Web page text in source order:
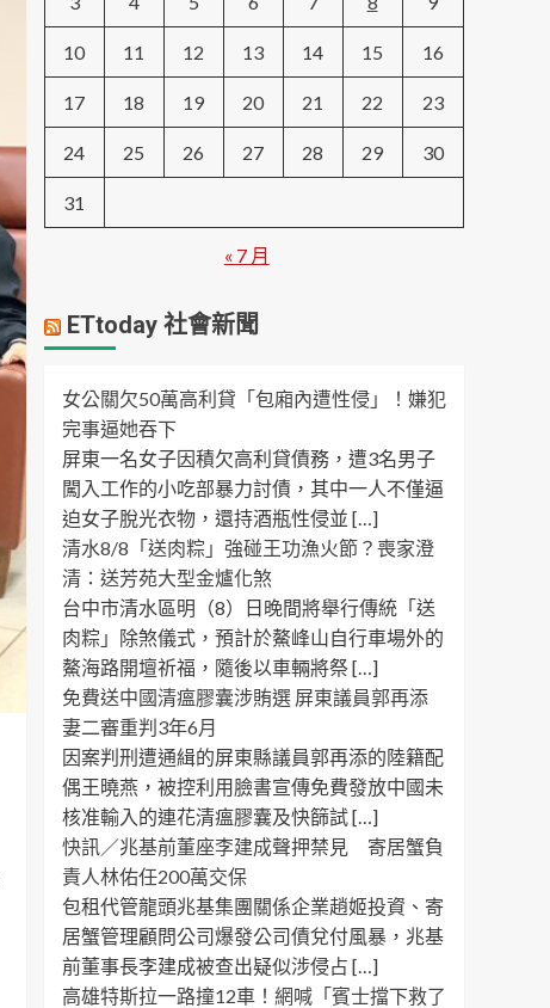
10 11 12 13 14 15 16
17 18 19 20 21 22 23
24 25 26 27 28 29 30
31
« 7 月
ETtoday 社會新聞
女公關欠50萬高利貸「包廂內遭性侵」！嫌犯
完事逼她吞下
屏東一名女子因積欠高利貸債務，遭3名男子
闖入工作的小吃部暴力討債，其中一人不僅逼
迫女子脫光衣物，還持酒瓶性侵並 […]
清水8/8「送肉粽」強碰王功漁火節？喪家澄
清：送芳苑大型金爐化煞
台中市清水區明（8）日晚間將舉行傳統「送
肉粽」除煞儀式，預計於鰲峰山自行車場外的
鰲海路開壇祈福，隨後以車輛將祭 […]
免費送中國清瘟膠囊涉賄選 屏東議員郭再添
妻二審重判3年6月
因案判刑遭通緝的屏東縣議員郭再添的陸籍配
偶王曉燕，被控利用臉書宣傳免費發放中國未
核准輸入的連花清瘟膠囊及快篩試 […]
快訊／兆基前董座李建成聲押禁見 寄居蟹負
責人林佑任200萬交保
包租代管龍頭兆基集團關係企業趙姬投資、寄
居蟹管理顧問公司爆發公司債兌付風暴，兆基
前董事長李建成被查出疑似涉侵占 […]
高雄特斯拉一路撞12車！網喊「賓士擋下救了